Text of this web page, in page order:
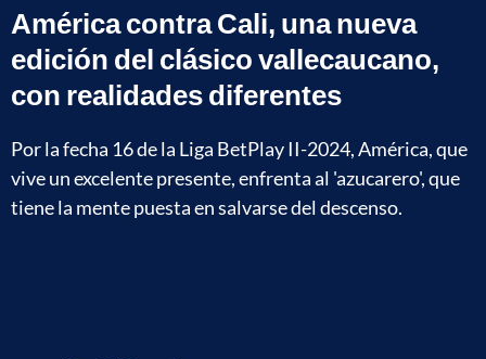
América contra Cali, una nueva
edición del clásico vallecaucano,
con realidades diferentes
Por la fecha 16 de la Liga BetPlay II-2024, América, que
vive un excelente presente, enfrenta al 'azucarero', que
tiene la mente puesta en salvarse del descenso.